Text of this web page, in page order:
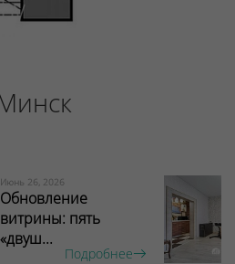
Июнь 26, 2026
Обновление
витрины: пять
«двуш...
Подробнее